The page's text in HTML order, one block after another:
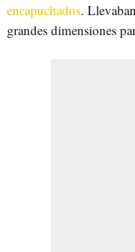
encapuchados.
grandes dimensiones